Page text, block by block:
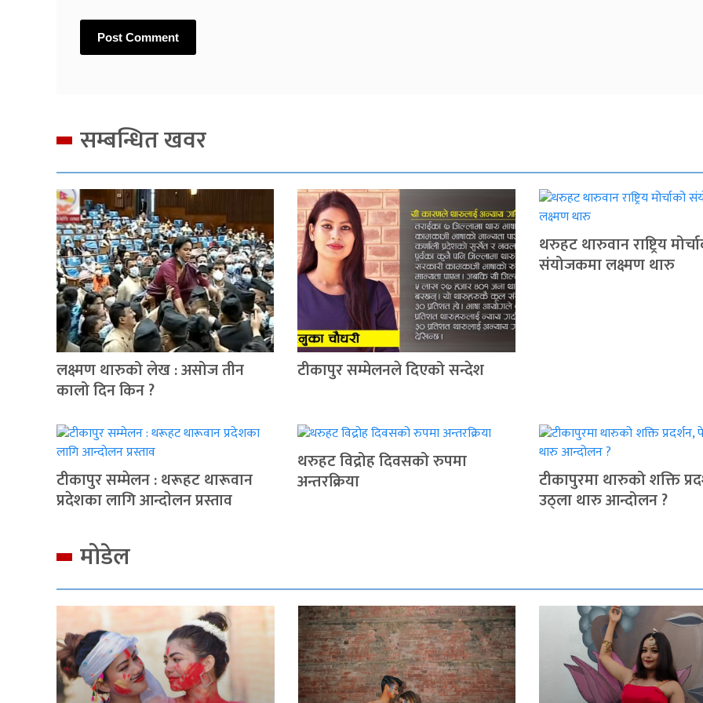
सम्बन्धित खवर
लक्ष्मण थारुको लेख : असोज तीन
कालो दिन किन ?
टीकापुर सम्मेलनले दिएको सन्देश
थरुहट थारुवान राष्ट्रिय
संयोजकमा लक्ष्मण थारु
टीकापुर सम्मेलन : थरूहट थारूवान
प्रदेशका लागि आन्दाेलन प्रस्ताव
थरुहट विद्रोह दिवसको रुपमा
अन्तरक्रिया टीकापुरमा थारुको शक्ति
उठ्ला थारु आन्दोलन ?
मोडेल